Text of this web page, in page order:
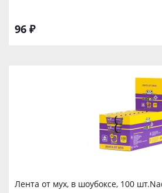
96 ₽
Лента от мух, в шоубоксе, 100